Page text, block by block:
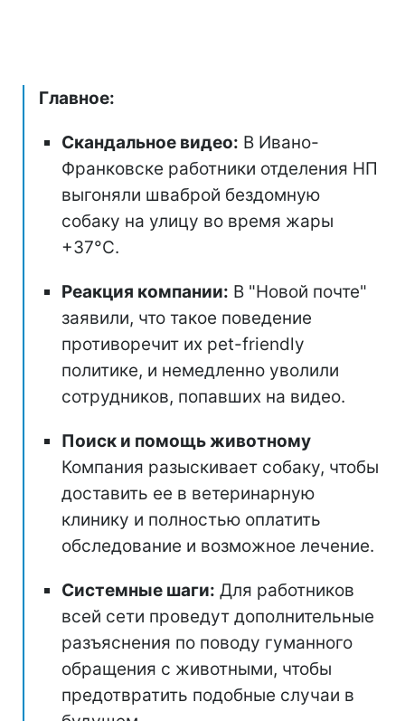
Главное:
Скандальное видео: В Ивано-
Франковске работники отделения НП
выгоняли шваброй бездомную
собаку на улицу во время жары
+37°C.
Реакция компании: В "Новой почте"
заявили, что такое поведение
противоречит их pet-friendly
политике, и немедленно уволили
сотрудников, попавших на видео.
Поиск и помощь животному
Компания разыскивает собаку, чтобы
доставить ее в ветеринарную
клинику и полностью оплатить
обследование и возможное лечение.
Системные шаги: Для работников
всей сети проведут дополнительные
разъяснения по поводу гуманного
обращения с животными, чтобы
предотвратить подобные случаи в